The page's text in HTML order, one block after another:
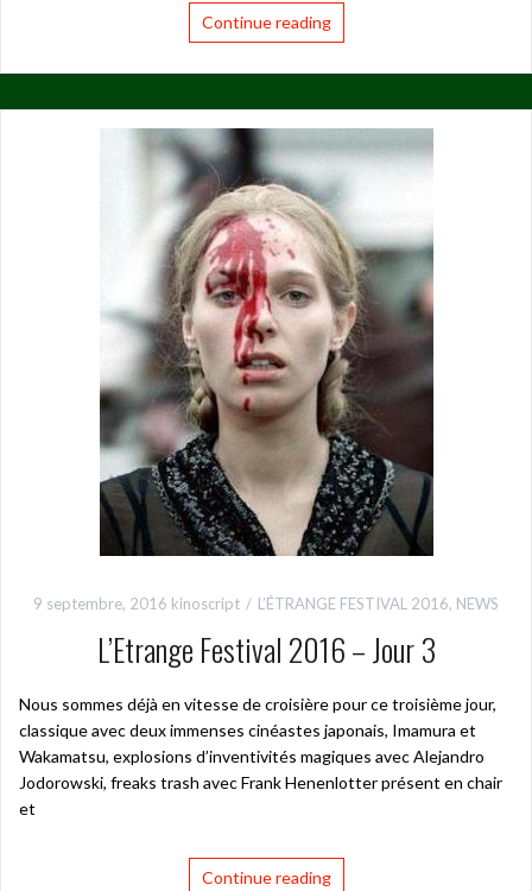
Continue reading
9 septembre, 2016 kinoscript L’ÉTRANGE FESTIVAL 2016, NEWS
L’Etrange Festival 2016 – Jour 3
Nous sommes déjà en vitesse de croisière pour ce troisième jour,
classique avec deux immenses cinéastes japonais, Imamura et
Wakamatsu, explosions d’inventivités magiques avec Alejandro
Jodorowski, freaks trash avec Frank Henenlotter présent en chair
et
Continue reading